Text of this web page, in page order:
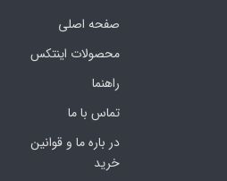
صفحه اصلی
محصولات اینتکس
راهنما
تماس با ما
در باره ما و قوانین
خرید